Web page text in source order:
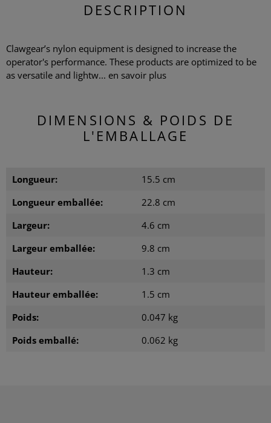
DESCRIPTION
Clawgear’s nylon equipment is designed to increase the
operator's performance. These products are optimized to be
as versatile and lightw... en savoir plus
DIMENSIONS & POIDS DE
L'EMBALLAGE
Longueur:
15.5 cm
Longueur emballée:
22.8 cm
Largeur:
4.6 cm
Largeur emballée:
9.8 cm
Hauteur:
1.3 cm
Hauteur emballée:
1.5 cm
Poids:
0.047 kg
Poids emballé:
0.062 kg